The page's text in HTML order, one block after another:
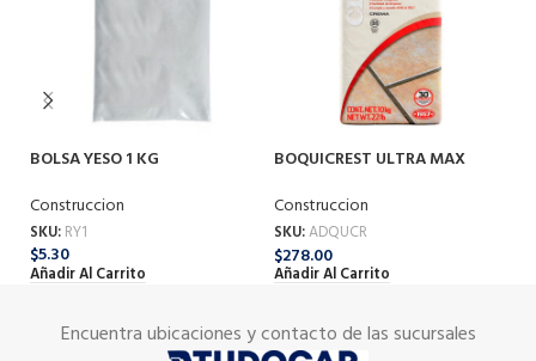
BOLSA YESO 1 KG
Construccion
SKU: RY1
$5.30
Añadir Al Carrito
BOQUICREST ULTRA MAX
Construccion
SKU:ADQUCR
$278.00
Añadir Al Carrito
Encuentra ubicaciones y contacto de las sucursales